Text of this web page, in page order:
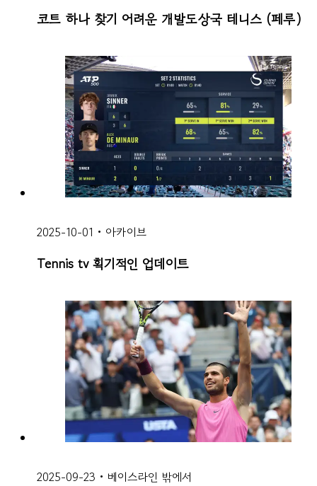
코트 하나 찾기 어려운 개발도상국 테니스 (페루)
2025-10-01 • 아카이브
Tennis tv 획기적인 업데이트
2025-09-23 • 베이스라인 밖에서